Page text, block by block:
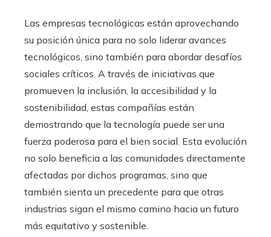
Las empresas tecnológicas están aprovechando
su posición única para no solo liderar avances
tecnológicos, sino también para abordar desafíos
sociales críticos. A través de iniciativas que
promueven la inclusión, la accesibilidad y la
sostenibilidad, estas compañías están
demostrando que la tecnología puede ser una
fuerza poderosa para el bien social. Esta evolución
no solo beneficia a las comunidades directamente
afectadas por dichos programas, sino que
también sienta un precedente para que otras
industrias sigan el mismo camino hacia un futuro
más equitativo y sostenible.